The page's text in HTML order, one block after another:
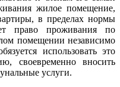
жилое помещение,
в пределах нормы
право проживания по
помещении независимо
использовать это
своевременно вносить
услуги.